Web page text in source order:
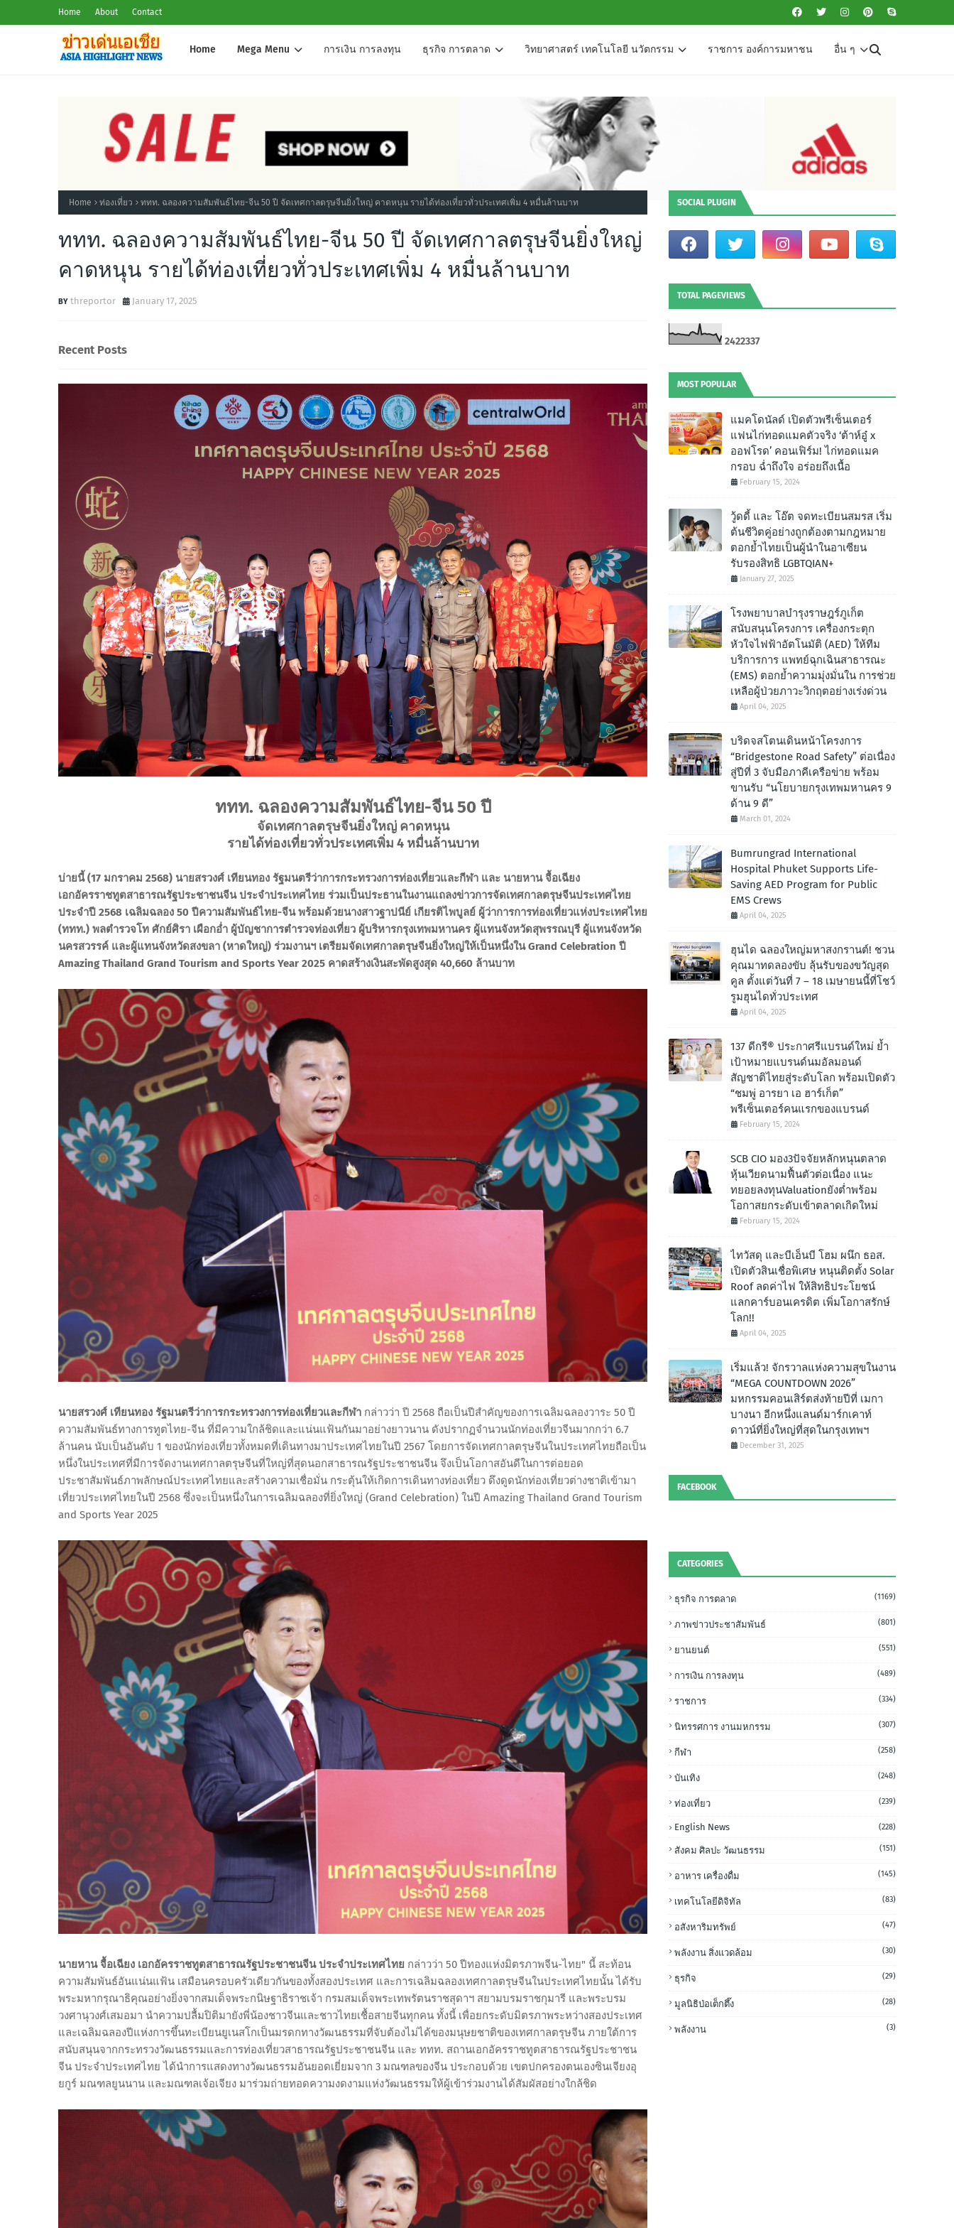
Home About Contact
Home Mega Menu การเงิน การลงทุน ธุรกิจ การตลาด วิทยาศาสตร์ เทคโนโลยี นวัตกรรม ราชการ องค์การมหาชน อื่น ๆ
Home ท่องเที่ยว ททท. ฉลองความสัมพันธ์ไทย-จีน 50 ปี จัดเทศกาลตรุษจีนยิ่งใหญ่ คาดหนุน รายได้ท่องเที่ยวทั่วประเทศเพิ่ม 4 หมื่นล้านบาท
ททท. ฉลองความสัมพันธ์ไทย-จีน 50 ปี จัดเทศกาลตรุษจีนยิ่งใหญ่
คาดหนุน รายได้ท่องเที่ยวทั่วประเทศเพิ่ม 4 หมื่นล้านบาท
threportor January 17, 2025
Recent Posts
ททท. ฉลองความสัมพันธ์ไทย-จีน 50 ปี
จัดเทศกาลตรุษจีนยิ่งใหญ่ คาดหนุน
รายได้ท่องเที่ยวทั่วประเทศเพิ่ม 4 หมื่นล้านบาท
บ่ายนี้ (17 มกราคม 2568) นายสรวงศ์ เทียนทอง รัฐมนตรีว่าการกระทรวงการท่องเที่ยวและกีฬา และ นายหาน จื้อเฉียง
เอกอัครราชทูตสาธารณรัฐประชาชนจีน ประจำประเทศไทย ร่วมเป็นประธานในงานแถลงข่าวการจัดเทศกาลตรุษจีนประเทศไทย
ประจำปี 2568 เฉลิมฉลอง 50 ปีความสัมพันธ์ไทย-จีน พร้อมด้วยนางสาวฐาปนีย์ เกียรติไพบูลย์ ผู้ว่าการการท่องเที่ยวแห่งประเทศไทย
(ททท.) พลตำรวจโท ศักย์ศิรา เผือกอ่ำ ผู้บัญชาการตำรวจท่องเที่ยว ผู้บริหารกรุงเทพมหานคร ผู้แทนจังหวัดสุพรรณบุรี ผู้แทนจังหวัด
นครสวรรค์ และผู้แทนจังหวัดสงขลา (หาดใหญ่) ร่วมงานฯ เตรียมจัดเทศกาลตรุษจีนยิ่งใหญ่ให้เป็นหนึ่งใน Grand Celebration ปี
Amazing Thailand Grand Tourism and Sports Year 2025 คาดสร้างเงินสะพัดสูงสุด 40,660 ล้านบาท
นายสรวงศ์ เทียนทอง รัฐมนตรีว่าการกระทรวงการท่องเที่ยวและกีฬา กล่าวว่า ปี 2568 ถือเป็นปีสำคัญของการเฉลิมฉลองวาระ 50 ปี
ความสัมพันธ์ทางการทูตไทย-จีน ที่มีความใกล้ชิดและแน่นแฟ้นกันมาอย่างยาวนาน ดังปรากฏจำนวนนักท่องเที่ยวจีนมากกว่า 6.7
ล้านคน นับเป็นอันดับ 1 ของนักท่องเที่ยวทั้งหมดที่เดินทางมาประเทศไทยในปี 2567 โดยการจัดเทศกาลตรุษจีนในประเทศไทยถือเป็น
หนึ่งในประเทศที่มีการจัดงานเทศกาลตรุษจีนที่ใหญ่ที่สุดนอกสาธารณรัฐประชาชนจีน จึงเป็นโอกาสอันดีในการต่อยอด
ประชาสัมพันธ์ภาพลักษณ์ประเทศไทยและสร้างความเชื่อมั่น กระตุ้นให้เกิดการเดินทางท่องเที่ยว ดึงดูดนักท่องเที่ยวต่างชาติเข้ามา
เที่ยวประเทศไทยในปี 2568 ซึ่งจะเป็นหนึ่งในการเฉลิมฉลองที่ยิ่งใหญ่ (Grand Celebration) ในปี Amazing Thailand Grand Tourism
and Sports Year 2025
นายหาน จื้อเฉียง เอกอัครราชทูตสาธารณรัฐประชาชนจีน ประจำประเทศไทย กล่าวว่า 50 ปีทองแห่งมิตรภาพจีน-ไทย" นี้ สะท้อน
ความสัมพันธ์อันแน่นแฟ้น เสมือนครอบครัวเดียวกันของทั้งสองประเทศ และการเฉลิมฉลองเทศกาลตรุษจีนในประเทศไทยนั้น ได้รับ
พระมหากรุณาธิคุณอย่างยิ่งจากสมเด็จพระกนิษฐาธิราชเจ้า กรมสมเด็จพระเทพรัตนราชสุดาฯ สยามบรมราชกุมารี และพระบรม
วงศานุวงศ์เสมอมา นำความปลื้มปิติมายังพี่น้องชาวจีนและชาวไทยเชื้อสายจีนทุกคน ทั้งนี้ เพื่อยกระดับมิตรภาพระหว่างสองประเทศ
และเฉลิมฉลองปีแห่งการขึ้นทะเบียนยูเนสโกเป็นมรดกทางวัฒนธรรมที่จับต้องไม่ได้ของมนุษยชาติของเทศกาลตรุษจีน ภายใต้การ
สนับสนุนจากกระทรวงวัฒนธรรมและการท่องเที่ยวสาธารณรัฐประชาชนจีน และ ททท. สถานเอกอัครราชทูตสาธารณรัฐประชาชน
จีน ประจำประเทศไทย ได้นำการแสดงทางวัฒนธรรมอันยอดเยี่ยมจาก 3 มณฑลของจีน ประกอบด้วย เขตปกครองตนเองซินเจียงอุ
ยกูร์ มณฑลยูนนาน และมณฑลเจ้อเจียง มาร่วมถ่ายทอดความงดงามแห่งวัฒนธรรมให้ผู้เข้าร่วมงานได้สัมผัสอย่างใกล้ชิด
SOCIAL PLUGIN
TOTAL PAGEVIEWS
2422337
MOST POPULAR
แมคโดนัลด์ เปิดตัวพรีเซ็นเตอร์
แฟนไก่ทอดแมคตัวจริง ‘ต้าห์อู๋ x
ออฟโรด’ คอนเฟิร์ม! ไก่ทอดแมค
กรอบ ฉํ่าถึงใจ อร่อยถึงเนื้อ
February 15, 2024
วู้ดดี้ และ โอ๊ต จดทะเบียนสมรส เริ่ม
ต้นชีวิตคู่อย่างถูกต้องตามกฎหมาย
ตอกย้ำไทยเป็นผู้นำในอาเซียน
รับรองสิทธิ LGBTQIAN+
January 27, 2025
โรงพยาบาลบำรุงราษฎร์ภูเก็ต
สนับสนุนโครงการ เครื่องกระตุก
หัวใจไฟฟ้าอัตโนมัติ (AED) ให้ทีม
บริการการ แพทย์ฉุกเฉินสาธารณะ
(EMS) ตอกย้ำความมุ่งมั่นใน การช่วย
เหลือผู้ป่วยภาวะวิกฤตอย่างเร่งด่วน
April 04, 2025
บริดจสโตนเดินหน้าโครงการ
“Bridgestone Road Safety” ต่อเนื่อง
สู่ปีที่ 3 จับมือภาคีเครือข่าย พร้อม
ขานรับ “นโยบายกรุงเทพมหานคร 9
ด้าน 9 ดี”
March 01, 2024
Bumrungrad International
Hospital Phuket Supports Life-
Saving AED Program for Public
EMS Crews
April 04, 2025
ฮุนได ฉลองใหญ่มหาสงกรานต์! ชวน
คุณมาทดลองขับ ลุ้นรับของขวัญสุด
คูล ตั้งแต่วันที่ 7 – 18 เมษายนนี้ที่โชว์
รูมฮุนไดทั่วประเทศ
April 04, 2025
137 ดีกรี® ประกาศรีแบรนด์ใหม่ ย้ำ
เป้าหมายแบรนด์นมอัลมอนด์
สัญชาติไทยสู่ระดับโลก พร้อมเปิดตัว
“ชมพู่ อารยา เอ ฮาร์เก็ต”
พรีเซ็นเตอร์คนแรกของแบรนด์
February 15, 2024
SCB CIO มอง3ปัจจัยหลักหนุนตลาด
หุ้นเวียดนามฟื้นตัวต่อเนื่อง แนะ
ทยอยลงทุนValuationยังต่ำพร้อม
โอกาสยกระดับเข้าตลาดเกิดใหม่
February 15, 2024
ไทวัสดุ และบีเอ็นบี โฮม ผนึก ธอส.
เปิดตัวสินเชื่อพิเศษ หนุนติดตั้ง Solar
Roof ลดค่าไฟ ให้สิทธิประโยชน์
แลกคาร์บอนเครดิต เพิ่มโอกาสรักษ์
โลก!!
April 04, 2025
เริ่มแล้ว! จักรวาลแห่งความสุขในงาน
“MEGA COUNTDOWN 2026”
มหกรรมคอนเสิร์ตส่งท้ายปีที่ เมกา
บางนา อีกหนึ่งแลนด์มาร์กเคาท์
ดาวน์ที่ยิ่งใหญ่ที่สุดในกรุงเทพฯ
December 31, 2025
FACEBOOK
CATEGORIES
ธุรกิจ การตลาด (1169)
ภาพข่าวประชาสัมพันธ์ (801)
ยานยนต์ (551)
การเงิน การลงทุน (489)
ราชการ (334)
นิทรรศการ งานมหกรรม (307)
กีฬา (258)
บันเทิง (248)
ท่องเที่ยว (239)
English News (228)
สังคม ศิลปะ วัฒนธรรม (151)
อาหาร เครื่องดื่ม (145)
เทคโนโลยีดิจิทัล (83)
อสังหาริมทรัพย์ (47)
พลังงาน สิ่งแวดล้อม (30)
ธุรกิจ (29)
มูลนิธิป่อเต็กตึ๊ง (28)
พลังงาน (3)